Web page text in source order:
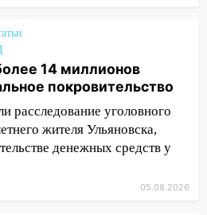
районе сгорели
жилой дом
Ульяновской области:
беспилотника в
14 миллионов
покровительство
расследование уголовного
жителя Ульяновска,
денежных средств у
05.08.2026